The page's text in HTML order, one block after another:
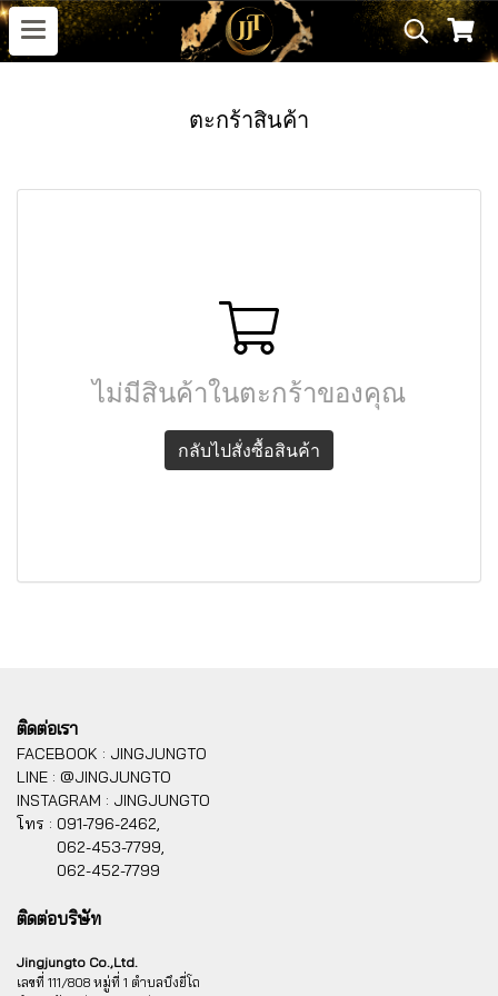
ตะกร้าสินค้า
ไม่มีสินค้าในตะกร้าของคุณ
กลับไปสั่งซื้อสินค้า
ติดต่อเรา
FACEBOOK : JINGJUNGTO
LINE : @JINGJUNGTO
INSTAGRAM : JINGJUNGTO
โทร : 091-796-2462,
062-453-7799,
062-452-7799
ติดต่อบริษัท
Jingjungto Co.,Ltd.
เลขที่ 111/808 หมู่ที่ 1 ตำบลบึงยี่โถ